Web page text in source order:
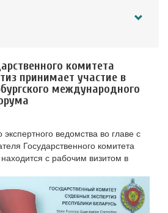
комитета
принимает участие в
международного
ведомства во главе с
Государственного комитета
с рабочим визитом в